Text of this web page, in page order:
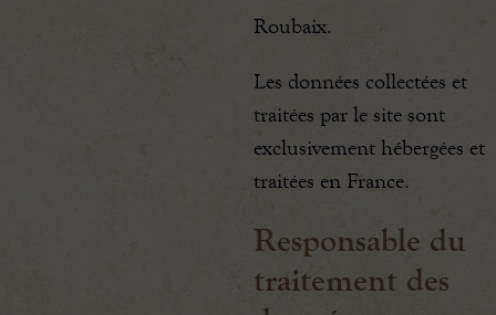
Roubaix.
Les données collectées et
traitées par le site sont
exclusivement hébergées et
traitées en France.
Responsable du
traitement des